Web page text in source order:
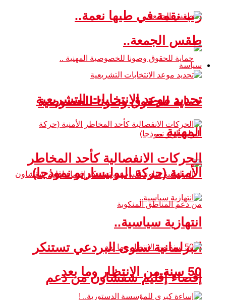
رب نقمة في طيها نعمة..
حماية للحقوق وصونا للخصوصية
المهنية ..
البرلمانية سلوى البردعي تستنكر
إقصاء إقليم شفشاون من دعم
طقس الجمعة..
سياسة
تحديد موعد الانتخابات التشريعية
الحركات الانفصالية كأحد المخاطر
الأمنية (حركة البوليساريو نموذجا)
انتهازية سياسية..
50 سنة من الانتظار وما بعد